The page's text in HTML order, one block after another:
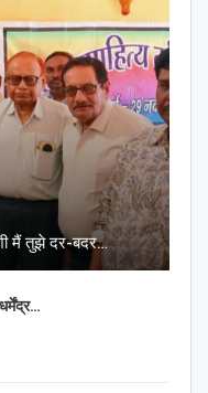
मैं तुझे दर-बदर…